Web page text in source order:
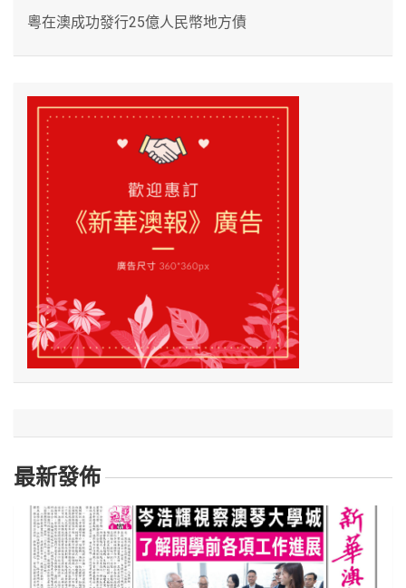
粵在澳成功發行25億人民幣地方債
最新發佈